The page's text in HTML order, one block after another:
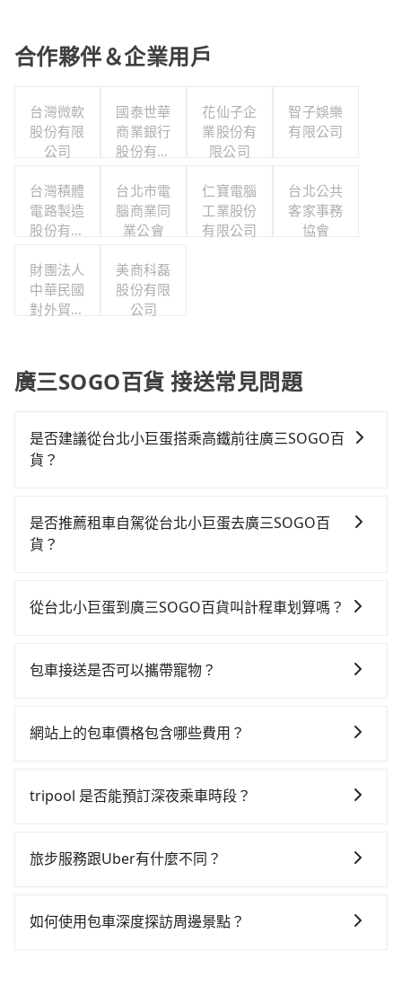
合作夥伴＆企業用戶
台灣微軟
股份有限
公司
國泰世華
商業銀行
股份有限
花仙子企
業股份有
限公司
智子娛樂
有限公司
台灣積體
電路製造
股份有限
台北市電
腦商業同
業公會
仁寶電腦
工業股份
有限公司
台北公共
客家事務
協會
財團法人
中華民國
對外貿易
美商科磊
股份有限
公司
廣三SOGO百貨 接送常見問題
是否建議從台北小巨蛋搭乘高鐵前往廣三SOGO百
貨？
坐舒適、較貴、費時！從最早06:26一直到23:00，台北-
台中一天最多有102班次高鐵可搭乘。假設從台北小巨蛋
進站、現場購票並於月台排隊的時間約25分鐘，再乘坐
班的計程車，搭上小黃後約花22分鐘、車費300元後，
平均每人花費為900元。但如果全程使用tripool並到府
擔30元車資，而且更會額外浪費5分鐘在轉乘與等車上，
通費用。
是否推薦租車自駕從台北小巨蛋去廣三SOGO百
貨？
時不需要閉目養神（因為要自己開車），最重要的是你
$115~205承租小轎車，每公里再額外加收$3.2，從台北
達目的地後多久原路返回），雖已將eTag和可能的每小
車型，如Toyota Yaris、Prius C、Vios這類乘坐體驗較
況，打開車門才發現仍有上一組乘客遺留的垃圾或者撞
用戶卻遲遲尚未歸還，又或者要還車時卻偏偏找不到停
從台北小巨蛋到廣三SOGO百貨叫計程車划算嗎？
灣大車隊、Uber、Line Taxi、Yoxi等，如果在路邊攔不
照里程跳錶計算，價格約為4,290~5,100元間，但如改預
貨的最佳選擇。
包車接送是否可以攜帶寵物？
預定時特別勾選，是可以讓置入提籠或提袋內的中小型
網站上的包車價格包含哪些費用？
乘客險、司機小費、營業稅等，不會再有其他額外的費
tripool 是否能預訂深夜乘車時段？
旅步服務跟Uber有什麼不同？
中長程提供最優惠的價格。 (3) 全台服務，不分城市與郊
如何使用包車深度探訪周邊景點？